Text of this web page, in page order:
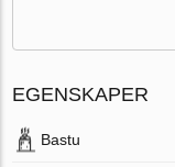
EGENSKAPER
Bastu